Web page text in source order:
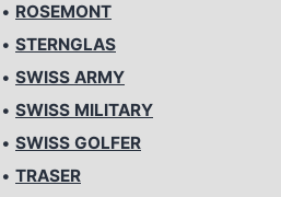
• ROSEMONT
• STERNGLAS
• SWISS ARMY
• SWISS MILITARY
• SWISS GOLFER
• TRASER